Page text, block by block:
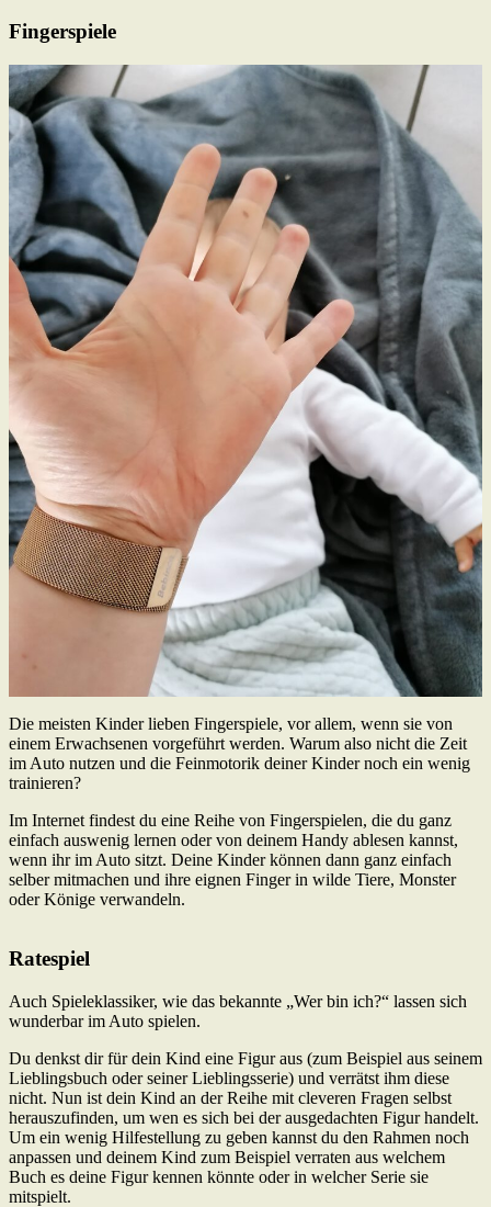
Fingerspiele
Die meisten Kinder lieben Fingerspiele, vor allem, wenn sie von
einem Erwachsenen vorgeführt werden. Warum also nicht die Zeit
im Auto nutzen und die Feinmotorik deiner Kinder noch ein wenig
trainieren?
Im Internet findest du eine Reihe von Fingerspielen, die du ganz
einfach auswenig lernen oder von deinem Handy ablesen kannst,
wenn ihr im Auto sitzt. Deine Kinder können dann ganz einfach
selber mitmachen und ihre eignen Finger in wilde Tiere, Monster
oder Könige verwandeln.
Ratespiel
Auch Spieleklassiker, wie das bekannte „Wer bin ich?“ lassen sich
wunderbar im Auto spielen.
Du denkst dir für dein Kind eine Figur aus (zum Beispiel aus seinem
Lieblingsbuch oder seiner Lieblingsserie) und verrätst ihm diese
nicht. Nun ist dein Kind an der Reihe mit cleveren Fragen selbst
herauszufinden, um wen es sich bei der ausgedachten Figur handelt.
Um ein wenig Hilfestellung zu geben kannst du den Rahmen noch
anpassen und deinem Kind zum Beispiel verraten aus welchem
Buch es deine Figur kennen könnte oder in welcher Serie sie
mitspielt.